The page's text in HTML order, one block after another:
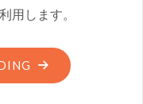
用します。